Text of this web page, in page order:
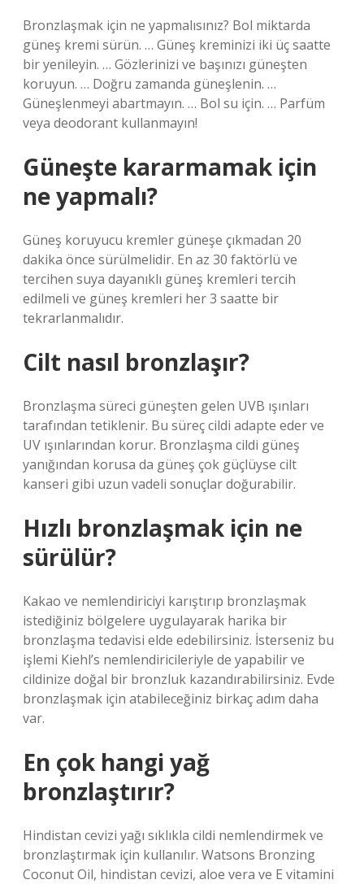
Bronzlaşmak için ne yapmalısınız? Bol miktarda
güneş kremi sürün. … Güneş kreminizi iki üç saatte
bir yenileyin. … Gözlerinizi ve başınızı güneşten
koruyun. … Doğru zamanda güneşlenin. …
Güneşlenmeyi abartmayın. … Bol su için. … Parfüm
veya deodorant kullanmayın!
Güneşte kararmamak için
ne yapmalı?
Güneş koruyucu kremler güneşe çıkmadan 20
dakika önce sürülmelidir. En az 30 faktörlü ve
tercihen suya dayanıklı güneş kremleri tercih
edilmeli ve güneş kremleri her 3 saatte bir
tekrarlanmalıdır.
Cilt nasıl bronzlaşır?
Bronzlaşma süreci güneşten gelen UVB ışınları
tarafından tetiklenir. Bu süreç cildi adapte eder ve
UV ışınlarından korur. Bronzlaşma cildi güneş
yanığından korusa da güneş çok güçlüyse cilt
kanseri gibi uzun vadeli sonuçlar doğurabilir.
Hızlı bronzlaşmak için ne
sürülür?
Kakao ve nemlendiriciyi karıştırıp bronzlaşmak
istediğiniz bölgelere uygulayarak harika bir
bronzlaşma tedavisi elde edebilirsiniz. İsterseniz bu
işlemi Kiehl’s nemlendiricileriyle de yapabilir ve
cildinize doğal bir bronzluk kazandırabilirsiniz. Evde
bronzlaşmak için atabileceğiniz birkaç adım daha
var.
En çok hangi yağ
bronzlaştırır?
Hindistan cevizi yağı sıklıkla cildi nemlendirmek ve
bronzlaştırmak için kullanılır. Watsons Bronzing
Coconut Oil, hindistan cevizi, aloe vera ve E vitamini